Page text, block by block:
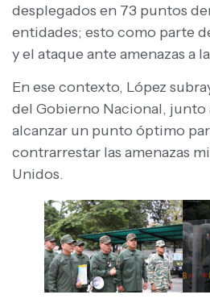
desplegados en 73 puntos
entidades; esto como parte
y el ataque ante amenazas a
En ese contexto, López
del Gobierno Nacional, junto
alcanzar un punto óptimo
contrarrestar las amenazas
Unidos.